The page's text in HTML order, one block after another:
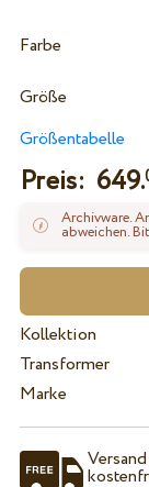
Farbe
Größe
Größentabelle
Preis: 649.
Archivware.
abweichen.
Kollektion
Transformer
Marke
Versand